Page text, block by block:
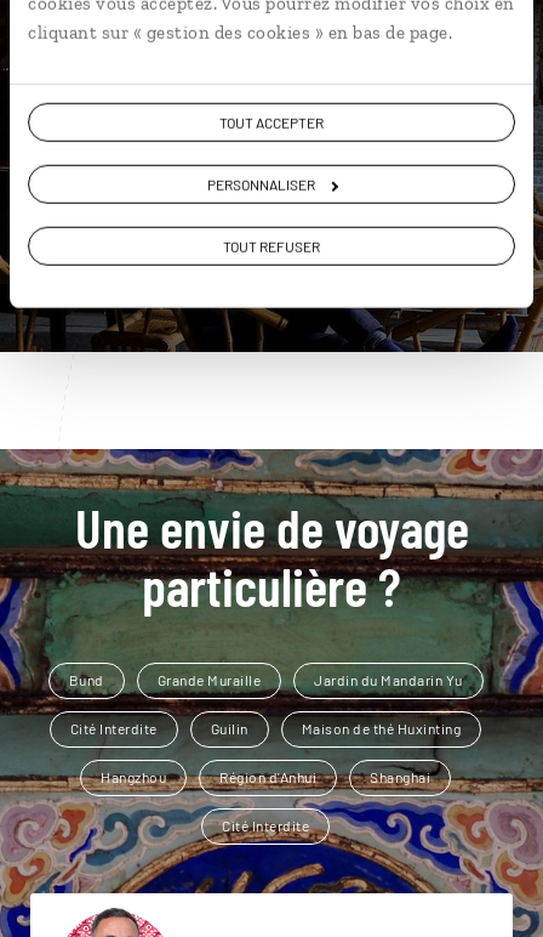
cliquant sur « gestion des cookies » en bas de page.
TOUT ACCEPTER
PERSONNALISER
TOUT REFUSER
Chine
DÉCOUVRIR
Une envie de voyage
particulière ?
Bund Grande Muraille Jardin du Mandarin Yu
Cité Interdite Guilin Maison de thé Huxinting
Hangzhou Région d'Anhui Shanghai
Cité Interdite